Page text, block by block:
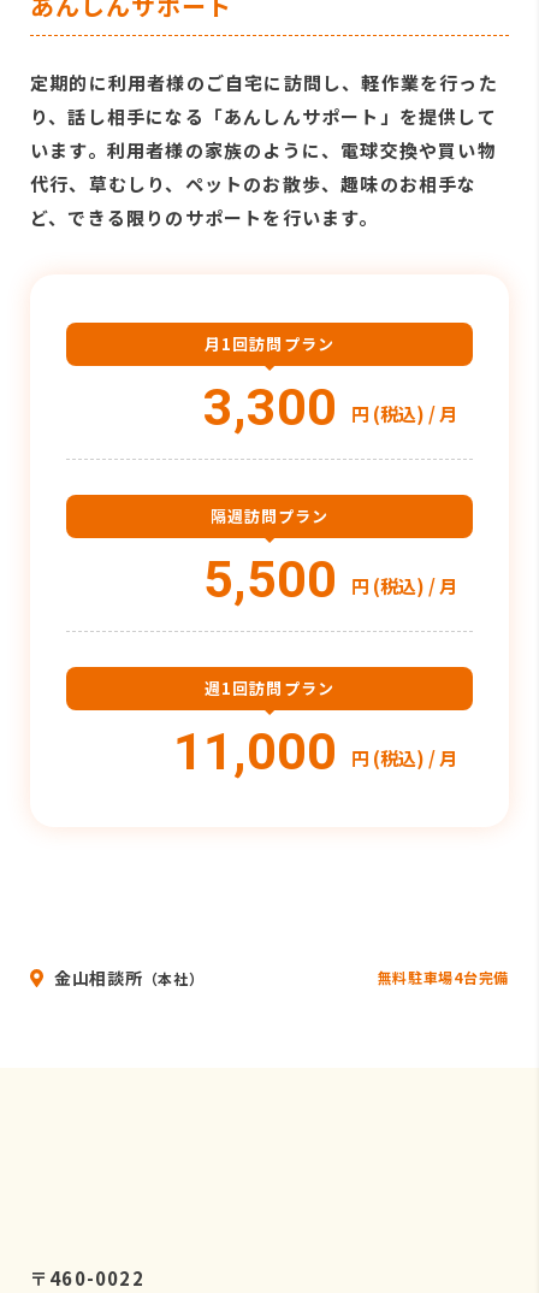
定期的に利用者様のご自宅に訪問し、軽作業を行った
り、話し相手になる「あんしんサポート」を提供して
います。利用者様の家族のように、電球交換や買い物
代行、草むしり、ペットのお散歩、趣味のお相手な
ど、できる限りのサポートを行います。
月1回訪問プラン
3,300 円 (税込) / 月
隔週訪問プラン
5,500 円 (税込) / 月
週1回訪問プラン
11,000 円 (税込) / 月
金山相談所 （本社） 無料駐車場4台完備
〒460-0022